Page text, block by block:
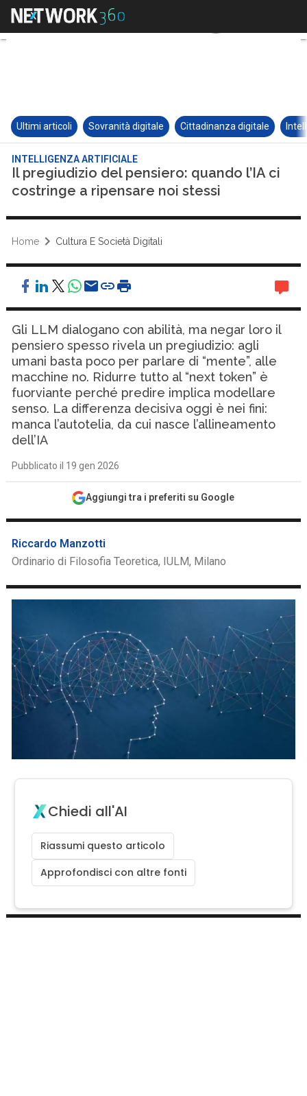
Ultimi articoli Sovranità digitale Cittadinanza digitale
INTELLIGENZA ARTIFICIALE
Il pregiudizio del pensiero: quando l’IA ci
costringe a ripensare noi stessi
Home Cultura E Società Digitali
Gli LLM dialogano con abilità, ma negar loro il
pensiero spesso rivela un pregiudizio: agli
umani basta poco per parlare di “mente”, alle
macchine no. Ridurre tutto al “next token” è
fuorviante perché predire implica modellare
senso. La differenza decisiva oggi è nei fini:
manca l’autotelia, da cui nasce l’allineamento
dell’IA
Pubblicato il 19 gen 2026
Aggiungi tra i preferiti su Google
Riccardo Manzotti
Ordinario di Filosofia Teoretica, IULM, Milano
Chiedi all'AI
Riassumi questo articolo
Approfondisci con altre fonti